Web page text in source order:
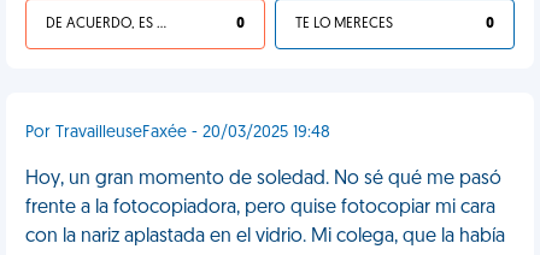
DE ACUERDO, ES UNA VIDA HP 0 TE LO MERECES 0
Por TravailleuseFaxée - 20/03/2025 19:48
Hoy, un gran momento de soledad. No sé qué me pasó
frente a la fotocopiadora, pero quise fotocopiar mi cara
con la nariz aplastada en el vidrio. Mi colega, que la había